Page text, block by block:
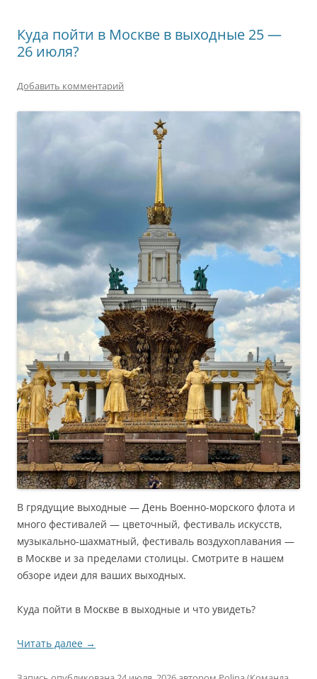
Куда пойти в Москве в выходные 25 —
26 июля?
Добавить комментарий
В грядущие выходные — День Военно-морского флота и
много фестивалей — цветочный, фестиваль искусств,
музыкально-шахматный, фестиваль воздухоплавания —
в Москве и за пределами столицы. Смотрите в нашем
обзоре идеи для ваших выходных.
Куда пойти в Москве в выходные и что увидеть?
Читать далее →